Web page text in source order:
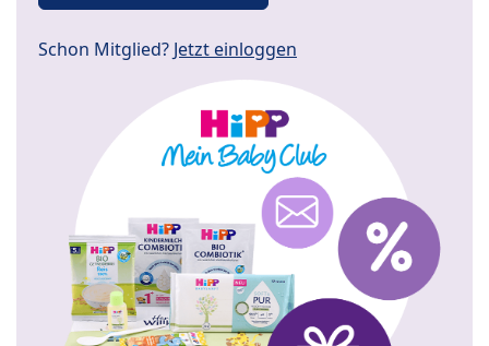
Schon Mitglied? Jetzt einloggen